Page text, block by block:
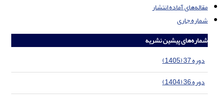
مقاله‌های آماده انتشار
شماره جاری
شماره‌های پیشین نشریه
دوره 37 (1405)
دوره 36 (1404)